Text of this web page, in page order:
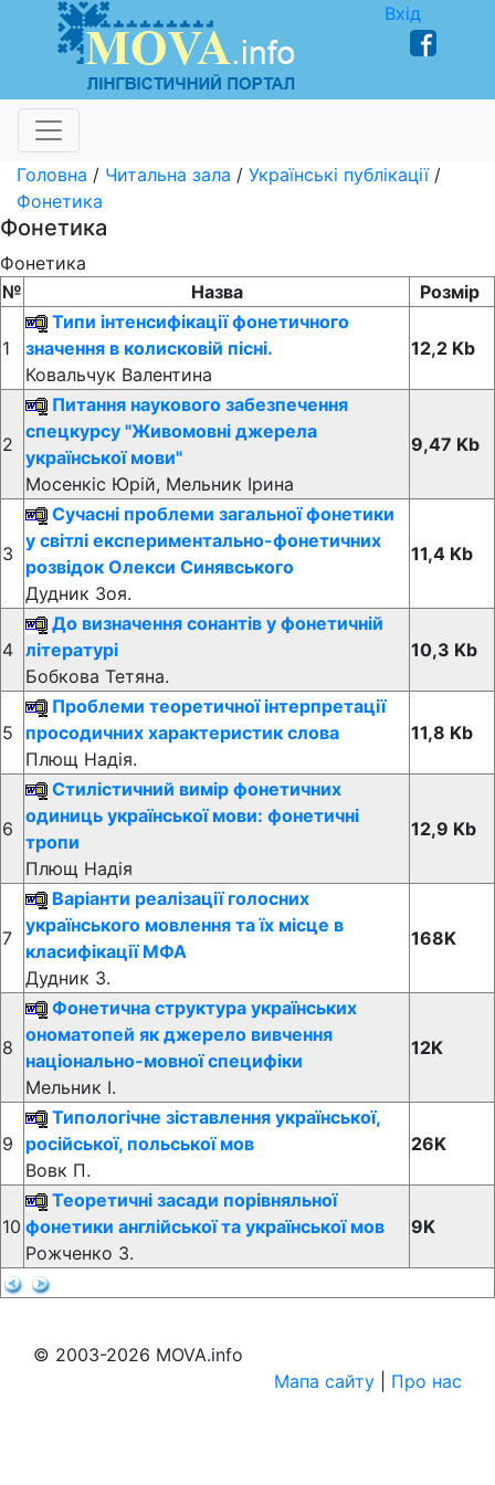
Вхід
Головна / Читальна зала / Українські публікації /
Фонетика
Фонетика
Фонетика
№
Назва Розмір
1
Типи інтенсифікації фонетичного
значення в колисковій пісні.
Ковальчук Валентина
12,2 Kb
2
Питання наукового забезпечення
спецкурсу "Живомовні джерела
української мови"
Мосенкіс Юрій, Мельник Ірина
9,47 Kb
3
Сучасні проблеми загальної фонетики
у світлі експериментально-фонетичних
розвідок Олекси Синявського
Дудник Зоя.
11,4 Kb
4
До визначення сонантів у фонетичній
літературі
Бобкова Тетяна.
10,3 Kb
5
Проблеми теоретичної інтерпретації
просодичних характеристик слова
Плющ Надія.
11,8 Kb
6
Стилістичний вимір фонетичних
одиниць української мови: фонетичні
тропи
Плющ Надія
12,9 Kb
7
Варіанти реалізації голосних
українського мовлення та їх місце в
класифікації МФА
Дудник З.
168K
8
Фонетична структура українських
ономатопей як джерело вивчення
національно-мовної специфіки
Мельник І.
12K
9
Типологічне зіставлення української,
російської, польської мов
Вовк П.
26K
10
Теоретичні засади порівняльної
фонетики англійської та української мов
Рожченко З.
9K
© 2003-2026 MOVA.info
Мапа сайту
Про нас